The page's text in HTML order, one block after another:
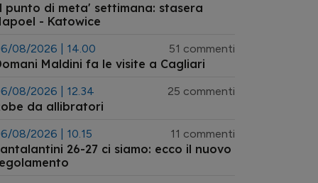
punto di meta' settimana: stasera
- Katowice
08/2026 | 14.00 51 commenti
Maldini fa le visite a Cagliari
08/2026 | 12.34 25 commenti
da allibratori
08/2026 | 10.15 11 commenti
26-27 ci siamo: ecco il nuovo